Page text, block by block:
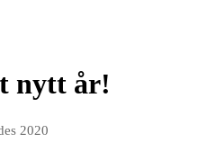
nytt år!
2020